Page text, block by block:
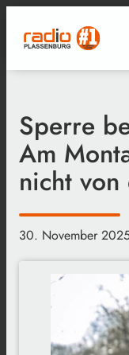
Sperre
Am
nicht
30. November